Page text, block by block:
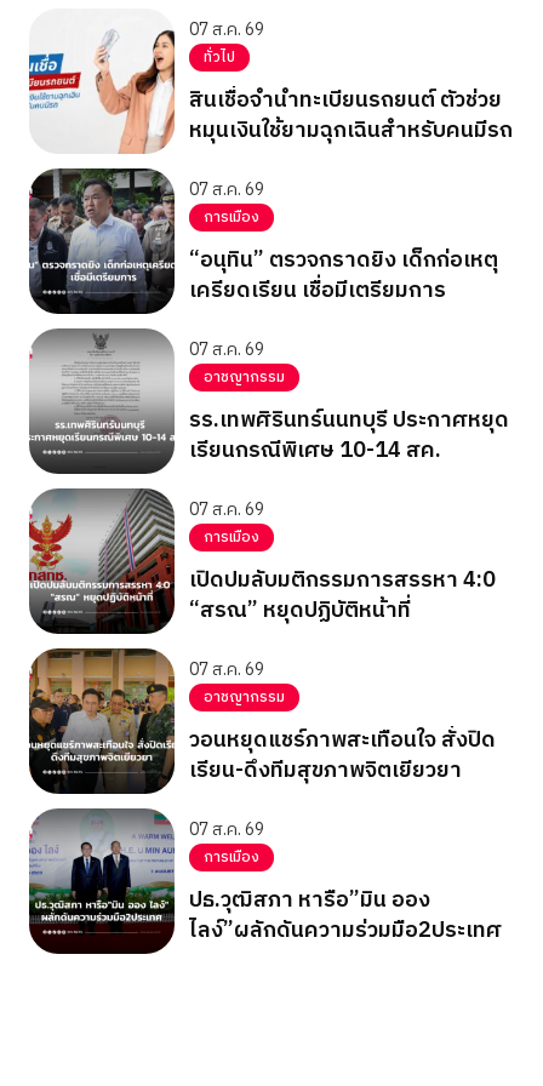
07 ส.ค. 69
ทั่วไป
สินเชื่อจำนำทะเบียนรถยนต์ ตัวช่วย
หมุนเงินใช้ยามฉุกเฉินสำหรับคนมีรถ
07 ส.ค. 69
การเมือง
“อนุทิน” ตรวจกราดยิง เด็กก่อเหตุ
เครียดเรียน เชื่อมีเตรียมการ
07 ส.ค. 69
อาชญากรรม
รร.เทพศิรินทร์นนทบุรี ประกาศหยุด
เรียนกรณีพิเศษ 10-14 สค.
07 ส.ค. 69
การเมือง
เปิดปมลับมติกรรมการสรรหา 4:0
“สรณ” หยุดปฏิบัติหน้าที่
07 ส.ค. 69
อาชญากรรม
วอนหยุดแชร์ภาพสะเทือนใจ สั่งปิด
เรียน-ดึงทีมสุขภาพจิตเยียวยา
07 ส.ค. 69
การเมือง
ปธ.วุฒิสภา หารือ”มิน ออง
ไลง์”ผลักดันความร่วมมือ2ประเทศ